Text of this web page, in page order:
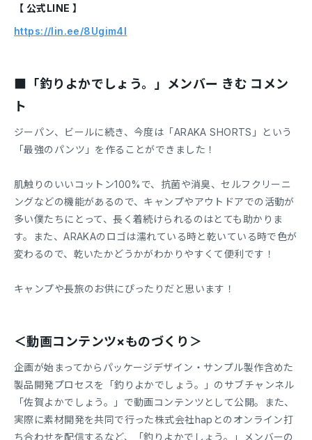
【 公式LINE 】
https://lin.ee/8Ugim4l
■「釣りよかでしょう。」メンバー きむ コメン
ト
ジーパン、ビールに続き、今度は「ARAKA SHORTS」という
「最強のパンツ」を作ることができました！
肌触りのいいコットン100%で、抗菌や消臭、セルフクリーニ
ングなどの機能があるので、キャンプやアウトドアでの活動が
多い僕たちにとって、長く着続けられるのはとても助かりま
す。また、ARAKAのロゴは濡れている時と乾いている時で色が
変わるので、乾いたかどうかがわかりやすくて便利です！
キャンプや長旅のお供にぴったりだと思います！
＜動画コンテンツ×ものづくり＞
企画が始まってからパッケージデザイン・サンプル製作含めた
製品開発プロセスを「釣りよかでしょう。」のサブチャンネル
「佐賀よかでしょう。」で動画コンテンツとして公開。また、
実際に素材開発を共同で行った株式会社hapとのオンライン打
ち合わせを配信するなど、「釣りよかでしょう。」メンバーの